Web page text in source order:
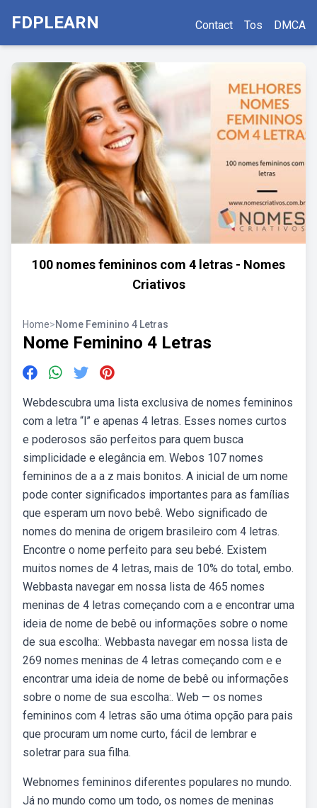
FDPLEARN Contact Tos DMCA
100 nomes femininos com 4 letras - Nomes
Criativos
Home>Nome Feminino 4 Letras
Nome Feminino 4 Letras
Webdescubra uma lista exclusiva de nomes femininos
com a letra “l” e apenas 4 letras. Esses nomes curtos
e poderosos são perfeitos para quem busca
simplicidade e elegância em. Webos 107 nomes
femininos de a a z mais bonitos. A inicial de um nome
pode conter significados importantes para as famílias
que esperam um novo bebê. Webo significado de
nomes do menina de origem brasileiro com 4 letras.
Encontre o nome perfeito para seu bebé. Existem
muitos nomes de 4 letras, mais de 10% do total, embo.
Webbasta navegar em nossa lista de 465 nomes
meninas de 4 letras começando com a e encontrar uma
ideia de nome de bebê ou informações sobre o nome
de sua escolha:. Webbasta navegar em nossa lista de
269 nomes meninas de 4 letras começando com e e
encontrar uma ideia de nome de bebê ou informações
sobre o nome de sua escolha:. Web — os nomes
femininos com 4 letras são uma ótima opção para pais
que procuram um nome curto, fácil de lembrar e
soletrar para sua filha.
Webnomes femininos diferentes populares no mundo.
Já no mundo como um todo, os nomes de meninas